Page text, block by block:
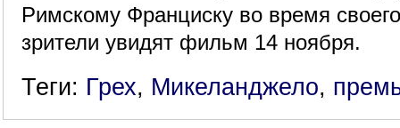
Римскому Франциску во время
зрители увидят фильм 14 ноября.
Теги: Грех, Микеланджело,